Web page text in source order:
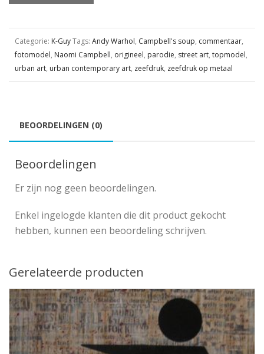
Categorie: K-GuyTags: Andy Warhol, Campbell's soup, commentaar,
fotomodel, Naomi Campbell, origineel, parodie, street art, topmodel,
urban art, urban contemporary art, zeefdruk, zeefdruk op metaal
BEOORDELINGEN (0)
Beoordelingen
Er zijn nog geen beoordelingen.
Enkel ingelogde klanten die dit product gekocht
hebben, kunnen een beoordeling schrijven.
Gerelateerde producten